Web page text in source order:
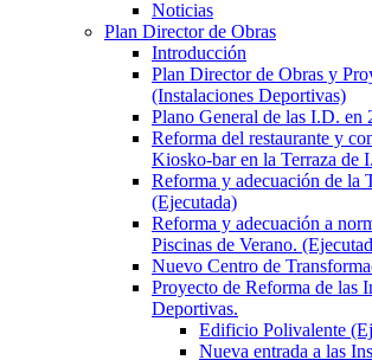
Noticias
Plan Director de Obras
Introducción
Plan Director de Obras y
(Instalaciones Deportivas)
Plano General de las I.D. en
Reforma del restaurante y
Kiosko-bar en la Terraza de
Reforma y adecuación de la
(Ejecutada)
Reforma y adecuación a
Piscinas de Verano.
Nuevo Centro de
Proyecto de Reforma de las
Deportivas.
Edificio Polivalente
Nueva entrada a las